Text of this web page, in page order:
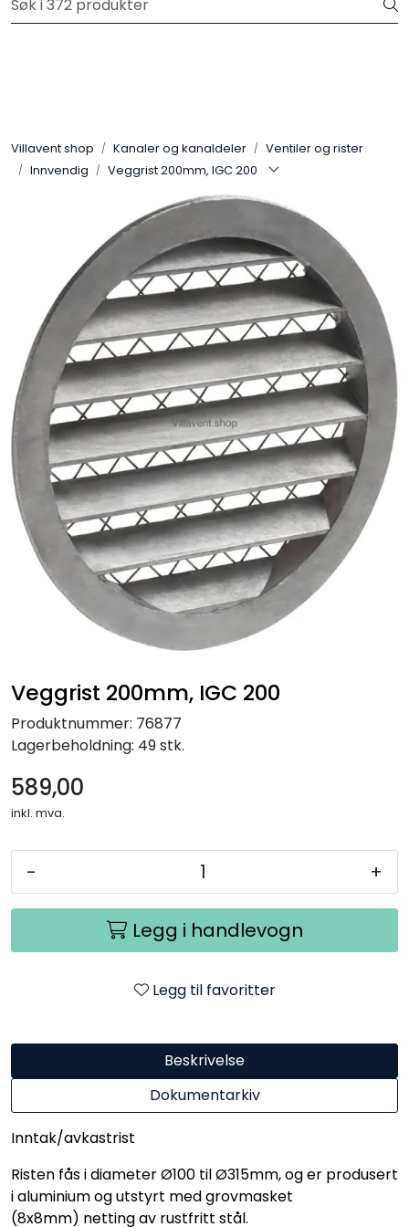
Skip to main content
Gratis frakt på ordrer over 3.000 kr inkl.mva
Villavent shop Kanaler og kanaldeler
Ventiler og rister
Innvendig
Veggrist 200mm, IGC 200
Veggrist 200mm, IGC 200
Produktnummer: 76877
Lagerbeholdning: 49 stk.
589,00
inkl. mva.
- +
Legg i handlevogn
Legg til favoritter
Beskrivelse
Dokumentarkiv
Inntak/avkastrist
Risten fås i diameter Ø100 til Ø315mm, og er produsert
i aluminium og utstyrt med grovmasket
(8x8mm) netting av rustfritt stål.
Avtrekksvifter
Systemair Filter
Kanaler og kanaldeler
Sentralstøvsuger